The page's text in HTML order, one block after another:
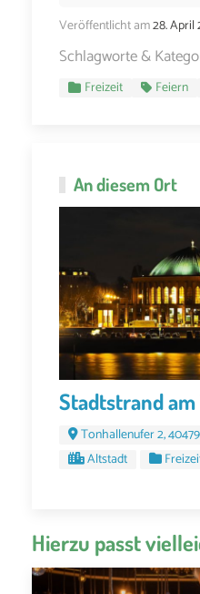
Veröffentlicht am28. April
Schlagworte &
Freizeit Feiern
An diesem Ort
Stadtstrand
Tonhallenufer 2,
Altstadt
Hierzu passt